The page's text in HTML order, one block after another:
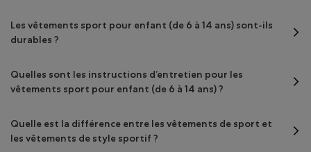
Les vêtements sport pour enfant (de 6 à 14 ans) sont-ils
durables ?
Quelles sont les instructions d’entretien pour les
vêtements sport pour enfant (de 6 à 14 ans) ?
Quelle est la différence entre les vêtements de sport et
les vêtements de style sportif ?